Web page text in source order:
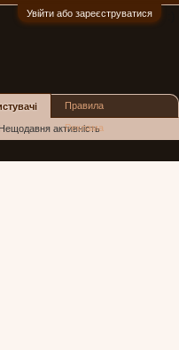
Увійти або зареєструватися
Нещодавня активність
Правила
Реклама